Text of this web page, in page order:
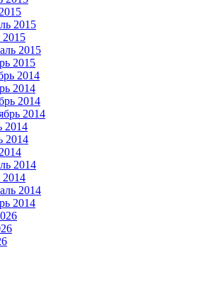
2015
2015
2015
2014
2014
2014
2014
2014
2014
2014
2014
2014